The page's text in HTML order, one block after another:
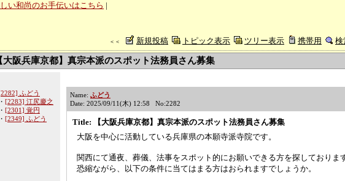
い和尚のお手伝いはこちら |
＜＜ 新規投稿 トピック表示 ツリー表示 携帯用 検
大阪兵庫京都】真宗本派のスポット法務員さん募集
ふどう
・ [2283] 江尻慶之
・ [2301] 覚円
・ [2349] ふどう
Name: ふどう
Date: 2025/09/11(木) 12:58 No:2282
Title: 【大阪兵庫京都】真宗本派のスポット法務員さん募集
大阪を中心に活動している兵庫県の本願寺派寺院です。
関西にて通夜、葬儀、法事をスポット的にお願いできる方を探しておりま
恐縮ながら、以下の条件に当てはまる方はおられますでしょうか。